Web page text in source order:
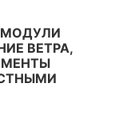
МОДУЛИ
ВЕТРА,